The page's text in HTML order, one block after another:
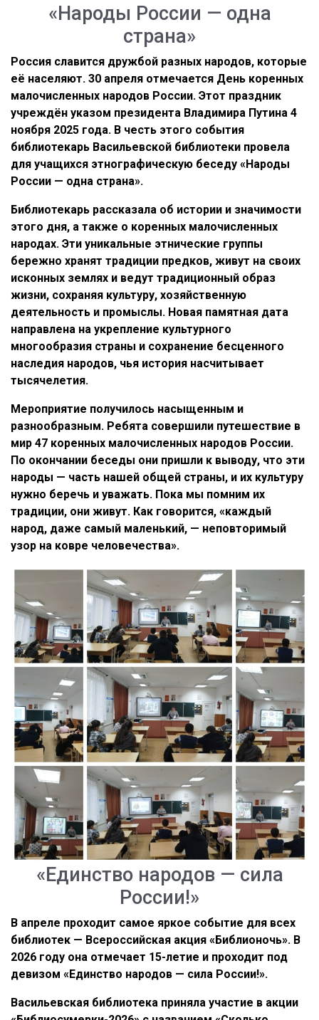
«Народы России — одна
страна»
Россия славится дружбой разных народов, которые
её населяют. 30 апреля отмечается День коренных
малочисленных народов России. Этот праздник
учреждён указом президента Владимира Путина 4
ноября 2025 года. В честь этого события
библиотекарь Васильевской библиотеки провела
для учащихся этнографическую беседу «Народы
России — одна страна».
Библиотекарь рассказала об истории и значимости
этого дня, а также о коренных малочисленных
народах. Эти уникальные этнические группы
бережно хранят традиции предков, живут на своих
исконных землях и ведут традиционный образ
жизни, сохраняя культуру, хозяйственную
деятельность и промыслы. Новая памятная дата
направлена на укрепление культурного
многообразия страны и сохранение бесценного
наследия народов, чья история насчитывает
тысячелетия.
Мероприятие получилось насыщенным и
разнообразным. Ребята совершили путешествие в
мир 47 коренных малочисленных народов России.
По окончании беседы они пришли к выводу, что эти
народы — часть нашей общей страны, и их культуру
нужно беречь и уважать. Пока мы помним их
традиции, они живут. Как говорится, «каждый
народ, даже самый маленький, — неповторимый
узор на ковре человечества».
«Единство народов — сила
России!»
В апреле проходит самое яркое событие для всех
библиотек — Всероссийская акция «Библионочь». В
2026 году она отмечает 15-летие и проходит под
девизом «Единство народов — сила России!».
Васильевская библиотека приняла участие в акции